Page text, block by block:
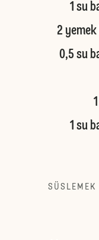
1 su
2 yemek
0,5 su
1 su
SÜSLEMEK